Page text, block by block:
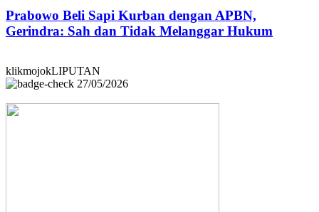
Prabowo Beli Sapi Kurban dengan APBN,
Gerindra: Sah dan Tidak Melanggar Hukum
klikmojokLIPUTAN
27/05/2026